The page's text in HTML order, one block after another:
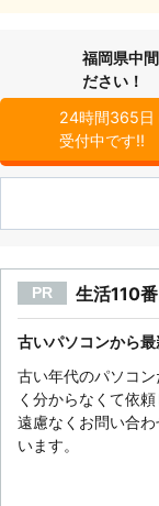
福岡県中
ださい！
24時間365日
受付中です!!
PR 生活110
古いパソコンから
古い年代のパソコ
く分からなくて依
遠慮なくお問い合
います。